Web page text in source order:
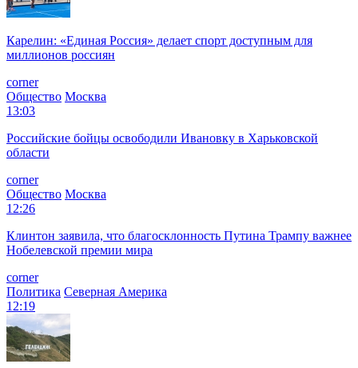
Карелин: «Единая Россия» делает спорт доступным для
миллионов россиян
corner
Общество Москва
13:03
Российские бойцы освободили Ивановку в Харьковской
области
corner
Общество Москва
12:26
Клинтон заявила, что благосклонность Путина Трампу важнее
Нобелевской премии мира
corner
Политика Северная Америка
12:19